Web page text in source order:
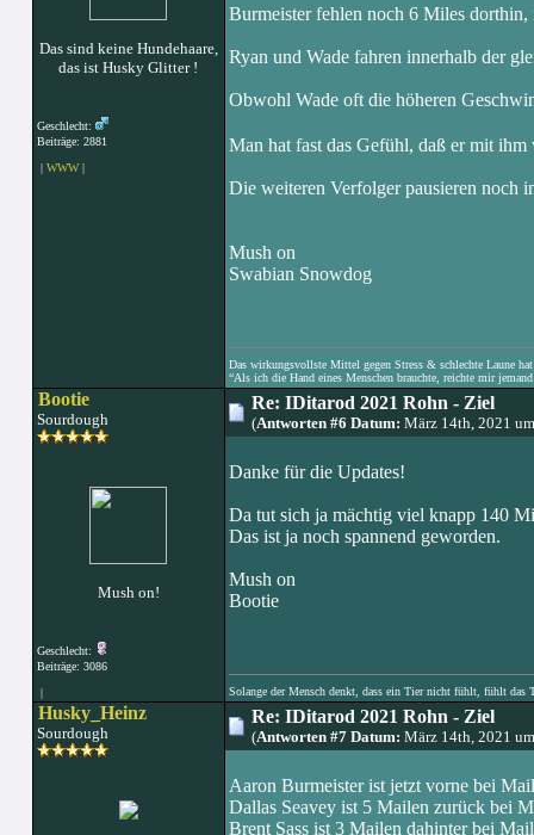
Das sind keine Hundehaare,
das ist Husky Glitter !
Geschlecht:
Beiträge: 2881
| WWW|
Burmeister fehlen noch 6 Miles
Ryan und Wade fahren innerhalb der
Obwohl Wade oft die höheren
Man hat fast das Gefühl, daß er mit
Die weiteren Verfolger pausieren noch
Mush on
Swabian Snowdog
Das wirkungsvollste Mittel gegen Stress & schlechte Laune
“Als ich die Hand eines Menschen brauchte, reichte mir jemand
Bootie
Sourdough
Mush on!
Geschlecht:
Beiträge: 3086
|
Re: IDitarod 2021 Rohn - Ziel
(Antworten #6 Datum: März 14th, 2021
Danke für die Updates!
Da tut sich ja mächtig viel knapp 140
Das ist ja noch spannend geworden.
Mush on
Bootie
Solange der Mensch denkt, dass ein Tier nicht fühlt, fühlt das
Husky_Heinz
Sourdough
Re: IDitarod 2021 Rohn - Ziel
(Antworten #7 Datum: März 14th, 2021
Aaron Burmeister ist jetzt vorne bei
Dallas Seavey ist 5 Mailen zurück bei
Brent Sass ist 3 Mailen dahinter bei